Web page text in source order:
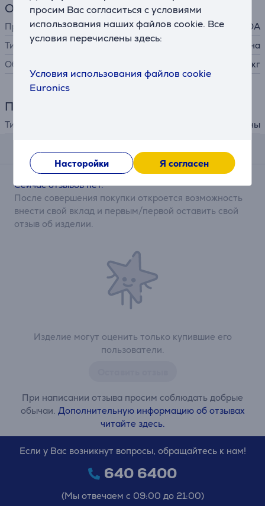
просим Вас согласиться с условиями
использования наших файлов cookie. Все
условия перечислены здесь:
Условия использования файлов cookie
Euronics
Насторойки Я согласен
Общий параметр
Производитель
OA
Тип кофе / чая
кофейные зерна
Объем
1 кг
Принадлежности
Тип принадлежности для кофемашины
Отзывы
Изделие могут оценить только купившие его
пользователи.
При написании отзыва просим соблюдать добрые
обычаи. Дополнительную информацию об отзывах
читайте здесь.
Сейчас отзывов нет.
После совершения покупки откроется возможность
внести свой вклад и первым/первой оставить свой
отзыв об изделии.
Если у Вас возникнут вопросы, обращайтесь к нам!
640 6400
(Мы отвечаем с 09:00 до 21:00)